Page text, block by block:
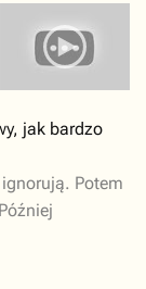
jak bardzo
Potem